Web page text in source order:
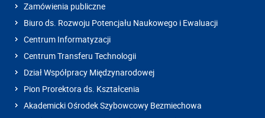
Zamówienia publiczne
Biuro ds. Rozwoju Potencjału Naukowego i Ewaluacji
Centrum Informatyzacji
Centrum Transferu Technologii
Dział Współpracy Międzynarodowej
Pion Prorektora ds. Kształcenia
Akademicki Ośrodek Szybowcowy Bezmiechowa